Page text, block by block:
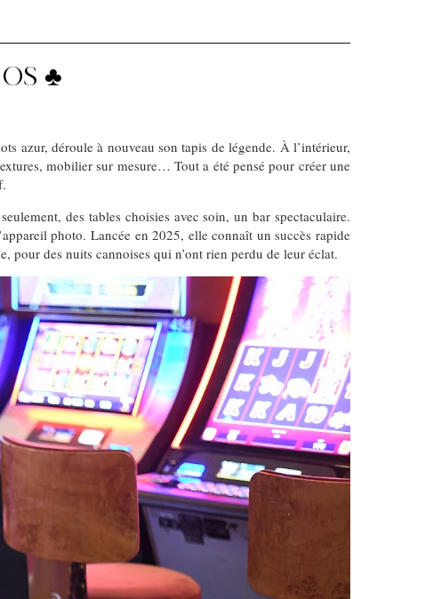
♣️
azur, déroule à nouveau son tapis de légende. À l’intérieur,
mobilier sur mesure… Tout a été pensé pour créer une
des tables choisies avec soin, un bar spectaculaire.
photo. Lancée en 2025, elle connaît un succès rapide
pour des nuits cannoises qui n’ont rien perdu de leur éclat.